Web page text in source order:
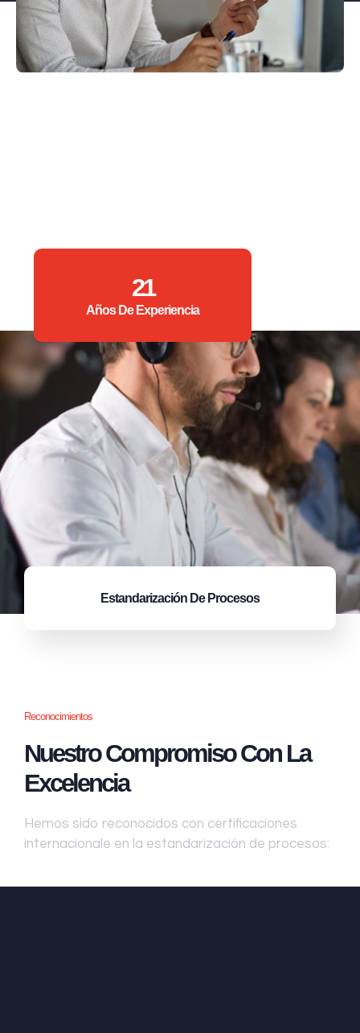
21
Años De Experiencia
Estandarización De Procesos
Reconocimientos
Nuestro Compromiso Con La
Excelencia
Hemos sido reconocidos con certificaciones
internacionale en la estandarización de procesos: